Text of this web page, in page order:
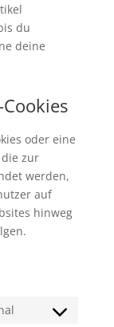
du
deine
oder eine
zur
werden,
auf
hinweg
Consent